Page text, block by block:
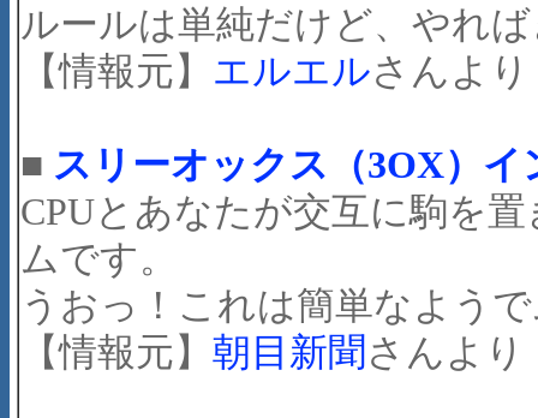
ルールは単純だけど、やれ
【情報元】 エルエルさんより
■ スリーオックス（3OX）
CPUとあなたが交互に駒を
ムです。
うおっ！これは簡単なよう
【情報元】 朝目新聞さんより